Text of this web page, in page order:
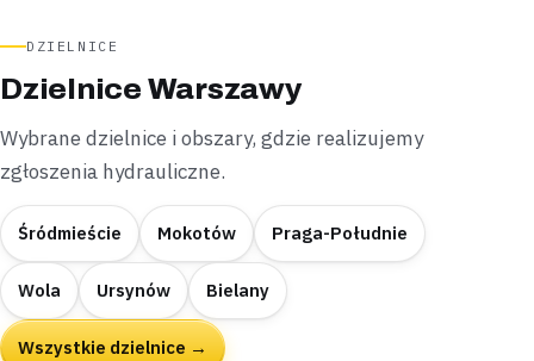
DZIELNICE
Dzielnice Warszawy
Wybrane dzielnice i obszary, gdzie realizujemy
zgłoszenia hydrauliczne.
Śródmieście Mokotów Praga-Południe
Wola Ursynów Bielany
Wszystkie dzielnice →